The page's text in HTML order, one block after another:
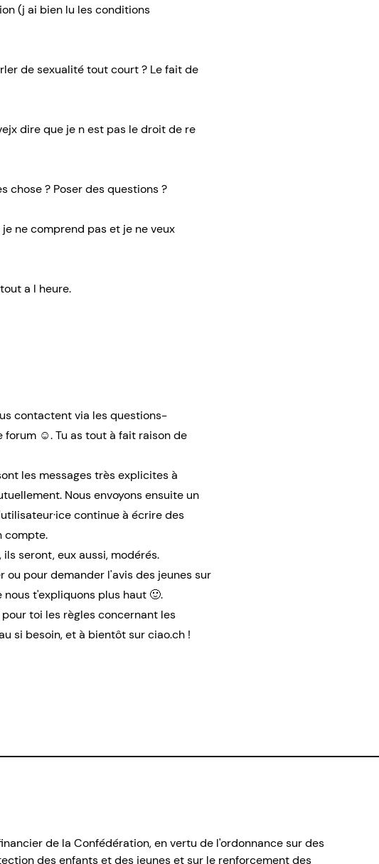
(j ai bien lu les conditions
de sexualité tout court ? Le fait de
dire que je n est pas le droit de re
chose ? Poser des questions ?
ne comprend pas et je ne veux
a l heure.
contactent via les questions-
☺️. Tu as tout à fait raison de
les messages très explicites à
Nous envoyons ensuite un
continue à écrire des
compte.
seront, eux aussi, modérés.
pour demander l'avis des jeunes sur
t'expliquons plus haut 🙂.
toi les règles concernant les
si besoin, et à bientôt surciao.ch !
de la Confédération, en vertu de l'ordonnance sur des
des enfants et des jeunes et sur le renforcement des